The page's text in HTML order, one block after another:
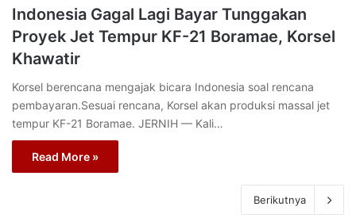
Indonesia Gagal Lagi Bayar Tunggakan
Proyek Jet Tempur KF-21 Boramae, Korsel
Khawatir
Korsel berencana mengajak bicara Indonesia soal rencana
pembayaran.Sesuai rencana, Korsel akan produksi massal jet
tempur KF-21 Boramae. JERNIH — Kali…
Read More »
Berikutnya